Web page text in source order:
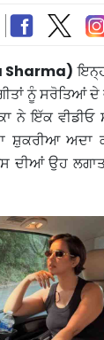
Sharma)
ਨੂੰ ਸਰੋਤਿਆਂ ਦੇ
ਨੇ ਇੱਕ
ਸ਼ੁਕਰੀਆ ਅਦਾ
ਦੀਆਂ ਉਹ